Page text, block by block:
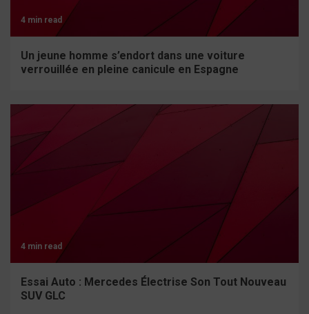
4 min read
Un jeune homme s’endort dans une voiture
verrouillée en pleine canicule en Espagne
4 min read
Essai Auto : Mercedes Électrise Son Tout Nouveau
SUV GLC